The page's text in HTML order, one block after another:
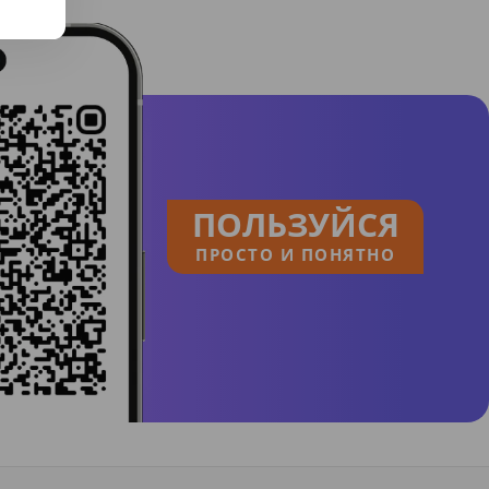
ПОЛЬЗУЙСЯ
ПРОСТО И ПОНЯТНО